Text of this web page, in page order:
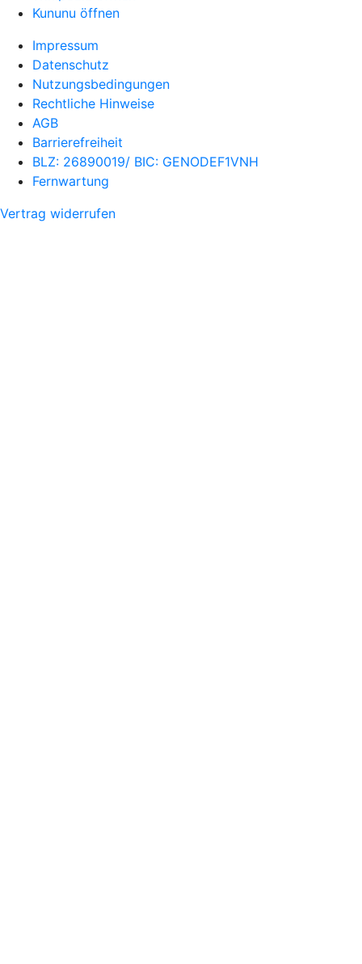
Kununu öffnen
Impressum
Datenschutz
Nutzungsbedingungen
Rechtliche Hinweise
AGB
Barrierefreiheit
BLZ: 26890019/ BIC: GENODEF1VNH
Fernwartung
Vertrag widerrufen